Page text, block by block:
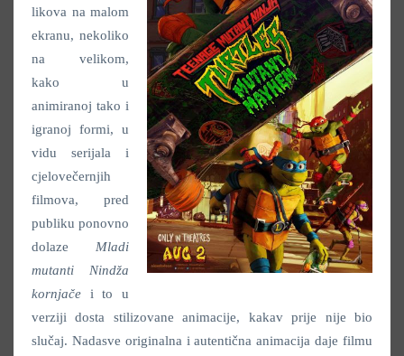
likova na malom
ekranu, nekoliko
na velikom,
kako u
animiranoj tako i
igranoj formi, u
vidu serijala i
cjelovečernjih
filmova, pred
publiku ponovno
dolaze Mladi
mutanti Nindža
kornjače i to u
verziji dosta stilizovane animacije, kakav prije nije bio
slučaj. Nadasve originalna i autentična animacija daje filmu